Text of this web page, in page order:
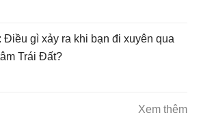
Điều gì xảy ra khi bạn đi xuyên qua
Trái Đất?
Xem thêm